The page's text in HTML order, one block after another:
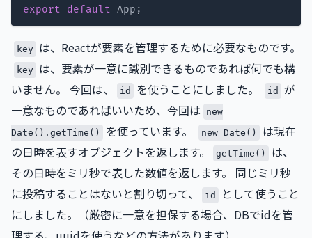
export default App ;
key は、Reactが要素を管理するために必要なものです。
key は、要素が一意に識別できるものであれば何でも構
いません。 今回は、
id を使うことにしました。 id
が
一意なものであればいいため、今回は
new
Date().getTime()
を使っています。 new Date()
は現在
の日時を表すオブジェクトを返します。
getTime()
は、
その日時をミリ秒で表した数値を返します。 同じミリ秒
に投稿することはないと割り切って、
id
として使うこと
にしました。（厳密に一意を担保する場合、DBでidを管